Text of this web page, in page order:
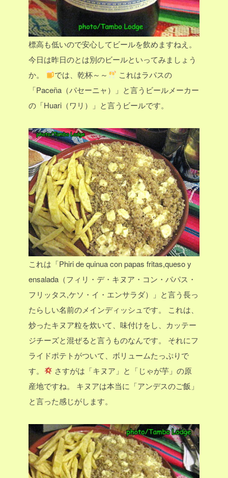
標高も低いので安心してビールを飲めますねえ。
今日は昨日のとは別のビールといってみましょう
か。
では、乾杯～～
これはラパスの
「Paceña（パセーニャ）」と言うビールメーカー
の「Huari（ワリ）」と言うビールです。
これは「Phiri de quinua con papas fritas,queso y
ensalada（フィリ・デ・キヌア・コン・パパス・
フリッタス,ケソ・イ・エンサラダ）」と言う長っ
たらしい名前のメインディッシュです。
これは、
炒ったキヌア粒を炊いて、味付けをし、カッテー
ジチーズと混ぜると言うものなんです。
それにフ
ライドポテトがついて、ボリュームたっぷりで
す。
さすがは「キヌア」と「じゃが芋」の原
産地ですね。
キヌアは本当に「アンデスのご飯」
と言った感じがします。